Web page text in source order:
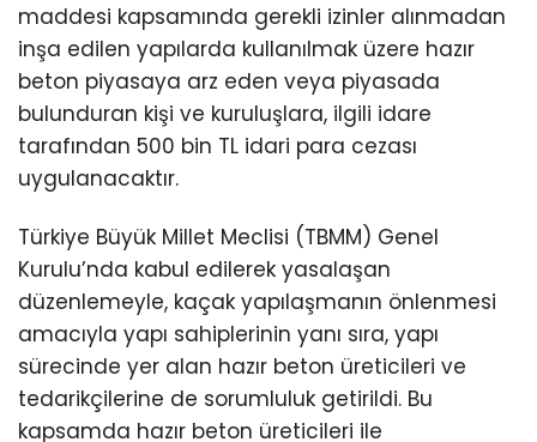
maddesi kapsamında gerekli izinler alınmadan
inşa edilen yapılarda kullanılmak üzere hazır
beton piyasaya arz eden veya piyasada
bulunduran kişi ve kuruluşlara, ilgili idare
tarafından 500 bin TL idari para cezası
uygulanacaktır.
Türkiye Büyük Millet Meclisi (TBMM) Genel
Kurulu’nda kabul edilerek yasalaşan
düzenlemeyle, kaçak yapılaşmanın önlenmesi
amacıyla yapı sahiplerinin yanı sıra, yapı
sürecinde yer alan hazır beton üreticileri ve
tedarikçilerine de sorumluluk getirildi. Bu
kapsamda hazır beton üreticileri ile